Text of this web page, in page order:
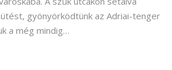
gyönyörködtünk az Adriai-tenger
a még mindig…